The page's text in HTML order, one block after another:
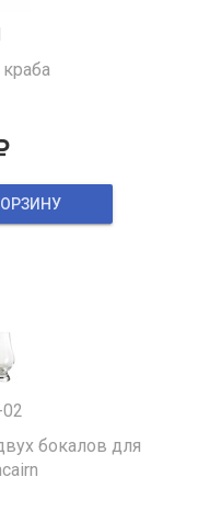
бокалов для